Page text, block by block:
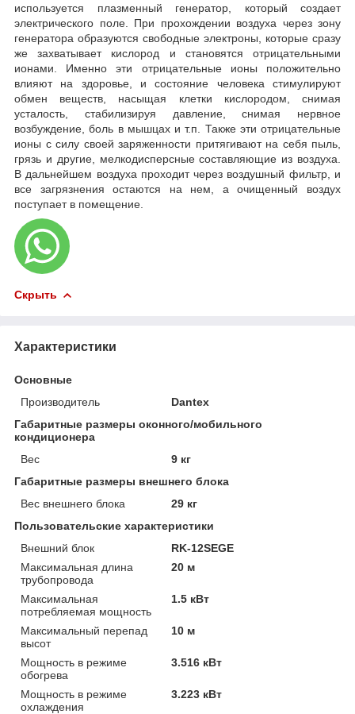
используется плазменный генератор, который создает
электрического поле. При прохождении воздуха через зону
генератора образуются свободные электроны, которые сразу
же захватывает кислород и становятся отрицательными
ионами. Именно эти отрицательные ионы положительно
влияют на здоровье, и состояние человека стимулируют
обмен веществ, насыщая клетки кислородом, снимая
усталость, стабилизируя давление, снимая нервное
возбуждение, боль в мышцах и т.п. Также эти отрицательные
ионы с силу своей заряженности притягивают на себя пыль,
грязь и другие, мелкодисперсные составляющие из воздуха.
В дальнейшем воздуха проходит через воздушный фильтр, и
все загрязнения остаются на нем, а очищенный воздух
поступает в помещение.
Скрыть
Характеристики
Основные
Производитель
Dantex
Габаритные размеры оконного/мобильного
кондиционера
Вес
9 кг
Габаритные размеры внешнего блока
Вес внешнего блока
29 кг
Пользовательские характеристики
Внешний блок
RK-12SEGE
Максимальная длина
трубопровода
20 м
Максимальная
потребляемая мощность
1.5 кВт
Максимальный перепад
высот
10 м
Мощность в режиме
обогрева
3.516 кВт
Мощность в режиме
охлаждения
3.223 кВт